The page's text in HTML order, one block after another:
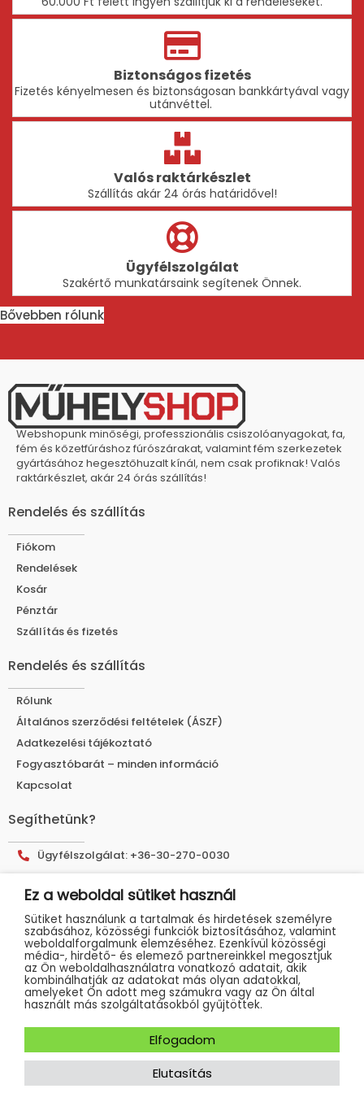
Biztonságos fizetés
Fizetés kényelmesen és biztonságosan bankkártyával vagy
utánvéttel.
Valós raktárkészlet
Szállítás akár 24 órás határidővel!
Ügyfélszolgálat
Szakértő munkatársaink segítenek Önnek.
Bővebben rólunk
Webshopunk minőségi, professzionális csiszolóanyagokat, fa,
fém és kőzetfúráshoz fúrószárakat, valamint fém szerkezetek
gyártásához hegesztőhuzalt kínál, nem csak profiknak! Valós
raktárkészlet, akár 24 órás szállítás!
Rendelés és szállítás
Fiókom
Rendelések
Kosár
Pénztár
Szállítás és fizetés
Rendelés és szállítás
Rólunk
Általános szerződési feltételek (ÁSZF)
Adatkezelési tájékoztató
Fogyasztóbarát – minden információ
Kapcsolat
Segíthetünk?
Ügyfélszolgálat: +36-30-270-0030
Címünk: 9025 Győr, Tákó utca 30.
Műhelyshop 2023 - Minden jog fenntartva
Weboldalunkat készítette:Marketinges Erika és csapata
Ez a weboldal sütiket használ
Sütiket használunk a tartalmak és hirdetések személyre
szabásához, közösségi funkciók biztosításához, valamint
weboldalforgalmunk elemzéséhez. Ezenkívül közösségi
média-, hirdető- és elemező partnereinkkel megosztjuk
az Ön weboldalhasználatra vonatkozó adatait, akik
kombinálhatják az adatokat más olyan adatokkal,
amelyeket Ön adott meg számukra vagy az Ön által
használt más szolgáltatásokból gyűjtöttek.
Elfogadom
Elutasítás